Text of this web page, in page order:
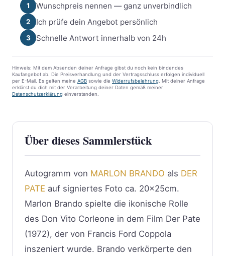
1 Wunschpreis nennen — ganz unverbindlich
2 Ich prüfe dein Angebot persönlich
3 Schnelle Antwort innerhalb von 24h
Hinweis: Mit dem Absenden deiner Anfrage gibst du noch kein bindendes
Kaufangebot ab. Die Preisverhandlung und der Vertragsschluss erfolgen individuell
per E-Mail. Es gelten meine AGB sowie die Widerrufsbelehrung . Mit deiner Anfrage
erklärst du dich mit der Verarbeitung deiner Daten gemäß meiner
Datenschutzerklärung einverstanden.
Über dieses Sammlerstück
Autogramm von MARLON BRANDO als DER
PATE auf signiertes Foto ca. 20x25cm.
Marlon Brando spielte die ikonische Rolle
des Don Vito Corleone in dem Film Der Pate
(1972), der von Francis Ford Coppola
inszeniert wurde. Brando verkörperte den